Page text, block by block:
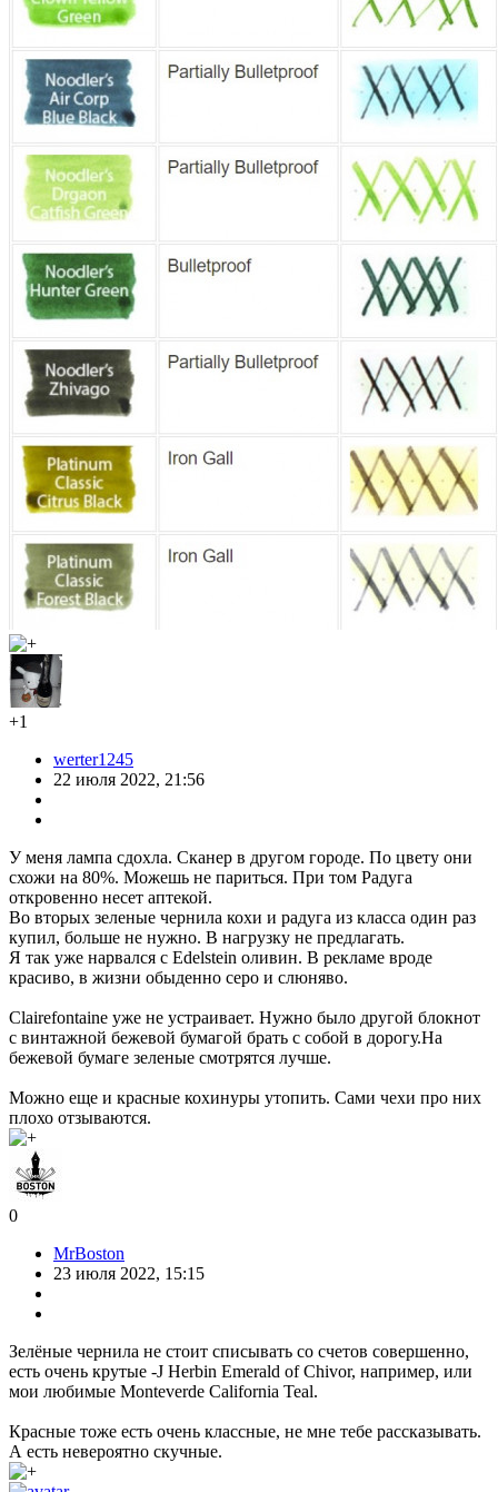
+1
werter1245
22 июля 2022, 21:56
У меня лампа сдохла. Сканер в другом городе. По цвету они
схожи на 80%. Можешь не париться. При том Радуга
откровенно несет аптекой.
Во вторых зеленые чернила кохи и радуга из класса один раз
купил, больше не нужно. В нагрузку не предлагать.
Я так уже нарвался с Edelstein оливин. В рекламе вроде
красиво, в жизни обыденно серо и слюняво.
Clairefontaine уже не устраивает. Нужно было другой блокнот
с винтажной бежевой бумагой брать с собой в дорогу.На
бежевой бумаге зеленые смотрятся лучше.
Можно еще и красные кохинуры утопить. Сами чехи про них
плохо отзываются.
0
MrBoston
23 июля 2022, 15:15
Зелёные чернила не стоит списывать со счетов совершенно,
есть очень крутые -J Herbin Emerald of Chivor, например, или
мои любимые Monteverde California Teal.
Красные тоже есть очень классные, не мне тебе рассказывать.
А есть невероятно скучные.